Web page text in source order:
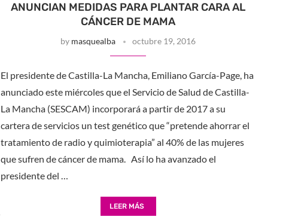
ANUNCIAN MEDIDAS PARA PLANTAR CARA AL
CÁNCER DE MAMA
by masquealba octubre 19, 2016
El presidente de Castilla-La Mancha, Emiliano García-Page, ha
anunciado este miércoles que el Servicio de Salud de Castilla-
La Mancha (SESCAM) incorporará a partir de 2017 a su
cartera de servicios un test genético que “pretende ahorrar el
tratamiento de radio y quimioterapia” al 40% de las mujeres
que sufren de cáncer de mama. Así lo ha avanzado el
presidente del …
LEER MÁS